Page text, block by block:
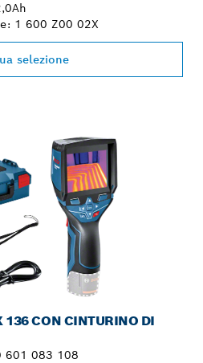
1 600 Z00 02X
selezione
136 CON CINTURINO DI
601 083 108